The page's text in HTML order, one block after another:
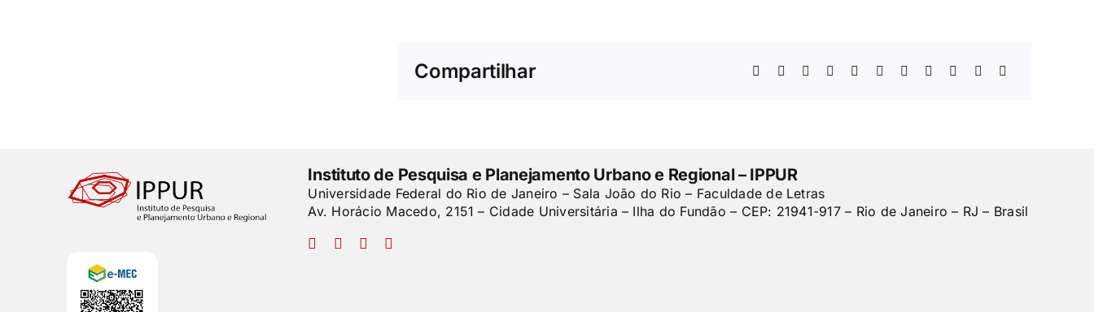
Compartilhar
Instituto de Pesquisa e Planejamento Urbano e Regional – IPPUR
Universidade Federal do Rio de Janeiro – Sala João do Rio – Faculdade de Letras
Av. Horácio Macedo, 2151 – Cidade Universitária – Ilha do Fundão – CEP: 21941-917 – Rio de Janeiro – RJ – Brasil